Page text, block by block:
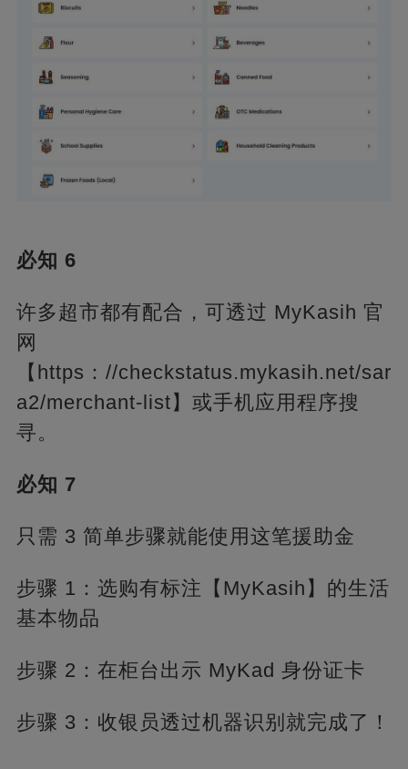
必知 6
许多超市都有配合，可透过 MyKasih 官
网
【https：//checkstatus.mykasih.net/sar
a2/merchant-list】或手机应用程序搜
寻。
必知 7
只需 3 简单步骤就能使用这笔援助金
步骤 1：选购有标注【MyKasih】的生活
基本物品
步骤 2：在柜台出示 MyKad 身份证卡
步骤 3：收银员透过机器识别就完成了！